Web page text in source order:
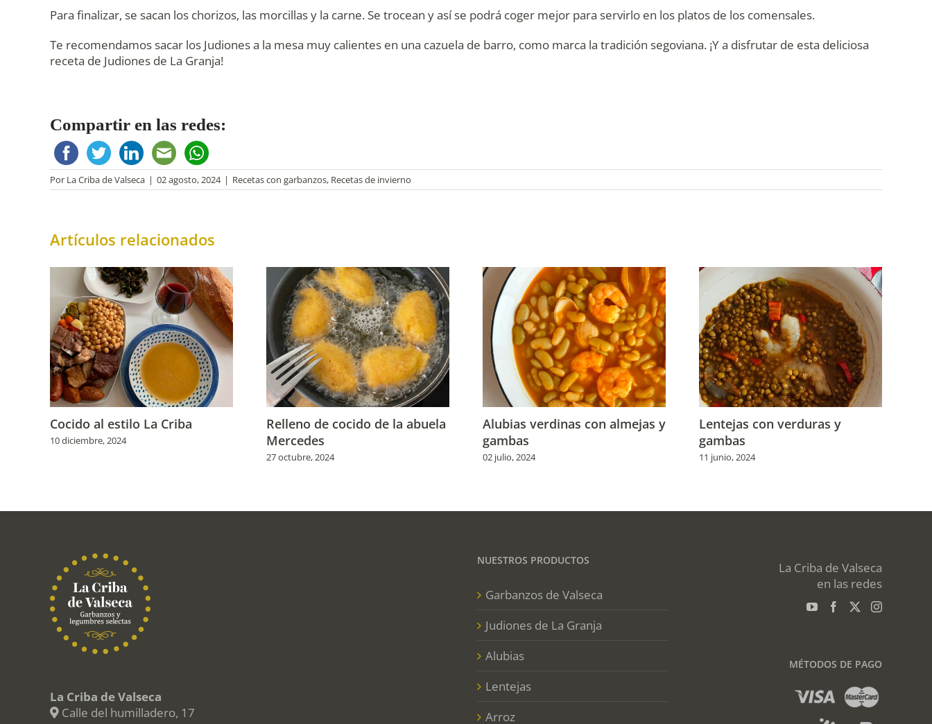
Para finalizar, se sacan los chorizos, las morcillas y la carne. Se trocean y así se podrá coger mejor para servirlo en los platos de los comensales.
Te recomendamos sacar los Judiones a la mesa muy calientes en una cazuela de barro, como marca la tradición segoviana. ¡Y a disfrutar de esta deliciosa
receta de Judiones de La Granja!
Compartir en las redes:
Por La Criba de Valseca | 02 agosto, 2024 | Recetas con garbanzos, Recetas de invierno
Artículos relacionados
Cocido al estilo La Criba
10 diciembre, 2024
Relleno de cocido de la abuela
Mercedes
27 octubre, 2024
Alubias verdinas con almejas y
gambas
02 julio, 2024
Lentejas con verduras y
gambas
11 junio, 2024
La Criba de Valseca
Calle del humilladero, 17
NUESTROS PRODUCTOS
Garbanzos de Valseca
Judiones de La Granja
Alubias
Lentejas
Arroz
La Criba de Valseca
en las redes
MÉTODOS DE PAGO